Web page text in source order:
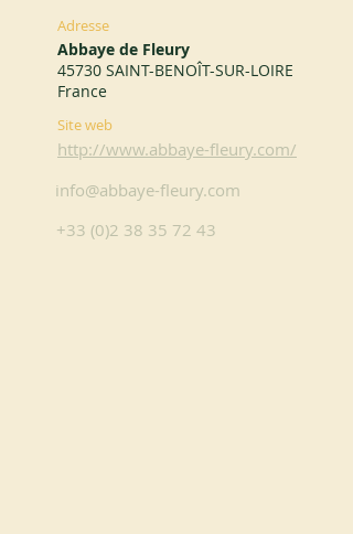
Adresse
Abbaye de Fleury
45730 SAINT-BENOÎT-SUR-LOIRE
France
Site web
http://www.abbaye-fleury.com/
info@abbaye-fleury.com
+33 (0)2 38 35 72 43